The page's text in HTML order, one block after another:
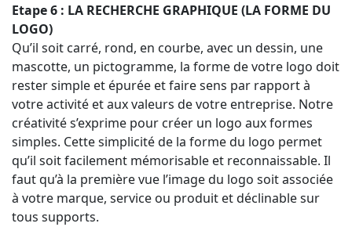
Etape 6 : LA RECHERCHE GRAPHIQUE (LA FORME DU
LOGO)
Qu’il soit carré, rond, en courbe, avec un dessin, une
mascotte, un pictogramme, la forme de votre logo doit
rester simple et épurée et faire sens par rapport à
votre activité et aux valeurs de votre entreprise. Notre
créativité s’exprime pour créer un logo aux formes
simples. Cette simplicité de la forme du logo permet
qu’il soit facilement mémorisable et reconnaissable. Il
faut qu’à la première vue l’image du logo soit associée
à votre marque, service ou produit et déclinable sur
tous supports.